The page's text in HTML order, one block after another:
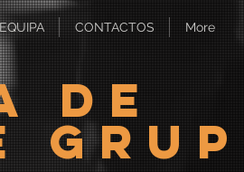
CONTACTOS More
de